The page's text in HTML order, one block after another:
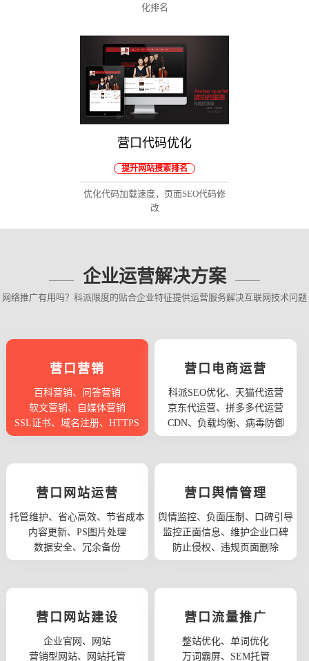
化排名
营口代码优化
提升网站搜索排名
优化代码加载速度，页面SEO代码修
改
企业运营解决方案
网络推广有用吗？科派限度的贴合企业特征提供运营服务解决互联网技术问题
营口营销
百科营销、问答营销
软文营销、自媒体营销
SSL证书、域名注册、HTTPS
营口电商运营
科派SEO优化、天猫代运营
京东代运营、拼多多代运营
CDN、负载均衡、病毒防御
营口网站运营
托管维护、省心高效、节省成本
内容更新、PS图片处理
数据安全、冗余备份
营口舆情管理
舆情监控、负面压制、口碑引导
监控正面信息、维护企业口碑
防止侵权、违规页面删除
营口网站建设
企业官网、网站
营销型网站、网站托管
营口流量推广
整站优化、单词优化
万词霸屏、SEM托管